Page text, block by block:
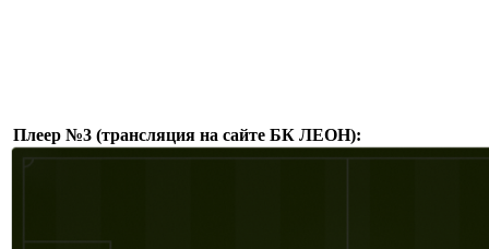
Плеер №3 (трансляция на сайте БК ЛЕОН):